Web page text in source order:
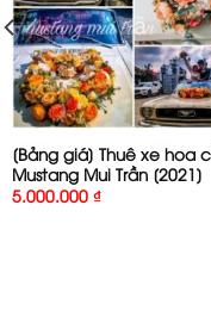
[Bảng giá] Thuê xe hoa
Mustang Mui Trần [2021]
5.000.000 ₫